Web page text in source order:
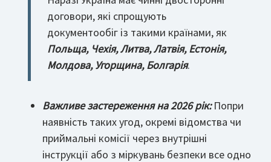
договори, які спрощують
документообіг із такими країнами, як
Польща, Чехія, Литва, Латвія, Естонія,
Молдова, Угорщина, Болгарія.
Важливе застереження на 2026 рік:Попри
наявність таких угод, окремі відомства чи
приймальні комісії через внутрішні
інструкції або з міркувань безпеки все одно